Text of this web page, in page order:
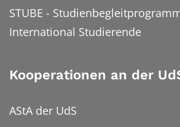
STUBE -
International Studierende
Kooperationen an der
AStA der UdS